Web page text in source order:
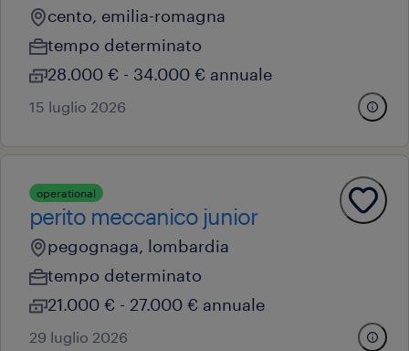
cento, emilia-romagna
tempo determinato
28.000 € - 34.000 € annuale
15 luglio 2026
operational
perito meccanico junior
pegognaga, lombardia
tempo determinato
21.000 € - 27.000 € annuale
29 luglio 2026